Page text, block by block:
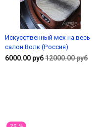
Искусственный мех на весь
салон Волк (Россия)
6000.00 руб12000.00 руб